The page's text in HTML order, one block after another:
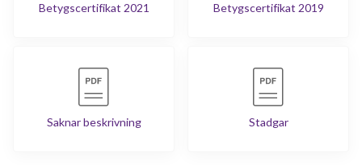
Betygscertifikat 2021 Betygscertifikat 2019
Saknar beskrivning Stadgar